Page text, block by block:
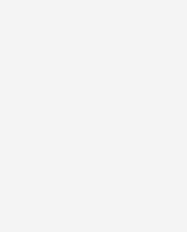
mit Stand 22. Mai 2019.
mit bestimmten